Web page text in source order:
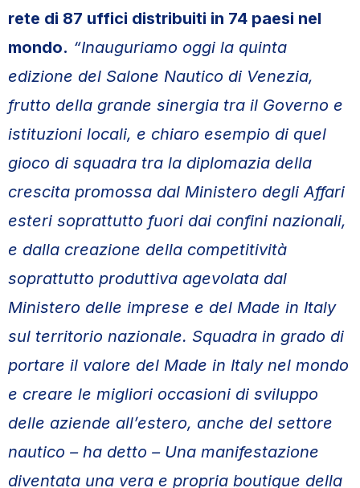
rete di 87 uffici distribuiti in 74 paesi nel
mondo. “Inauguriamo oggi la quinta
edizione del Salone Nautico di Venezia,
frutto della grande sinergia tra il Governo e
istituzioni locali, e chiaro esempio di quel
gioco di squadra tra la diplomazia della
crescita promossa dal Ministero degli Affari
esteri soprattutto fuori dai confini nazionali,
e dalla creazione della competitività
soprattutto produttiva agevolata dal
Ministero delle imprese e del Made in Italy
sul territorio nazionale. Squadra in grado di
portare il valore del Made in Italy nel mondo
e creare le migliori occasioni di sviluppo
delle aziende all’estero, anche del settore
nautico – ha detto – Una manifestazione
diventata una vera e propria boutique della